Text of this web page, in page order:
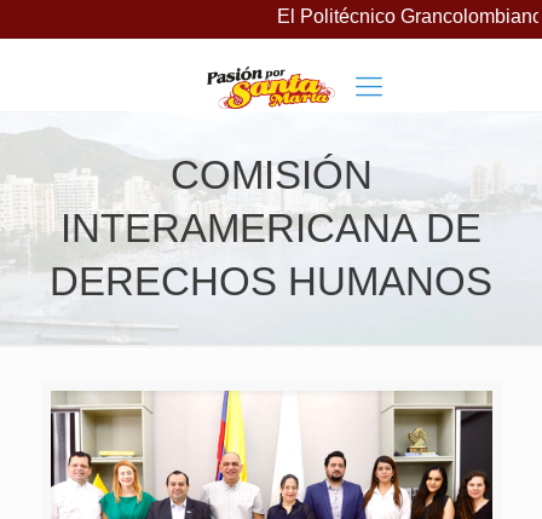
El Politécnico
COMISIÓN
INTERAMERICANA DE
DERECHOS HUMANOS